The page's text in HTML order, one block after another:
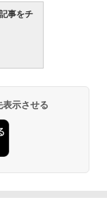
全4種セット
ト(オーブ連合首
．) (塗装済み
上)] サバゲー エ
ガン カラス 害鳥
スマス 誕生日 安
コキ
TYPE-S スチール
）【54636】 ラ
】 RCオプショ
アルミ モータ
フィギュアー
ライダーBLACK
布製 塗装済み
フィギュアー
ス -マリンフォ
PVC&ABS&布
ュア
グラハム専用ユ
1/144スケール
ダイスピリッツ)
エ[カラーC] 色
ガスブロー
20式 5.56mm
ーバック
No.21 H&K
ーHOPハンドガン
シリーズ No.123
トカット用) プラ
) シールはがし
事をチ
示させる